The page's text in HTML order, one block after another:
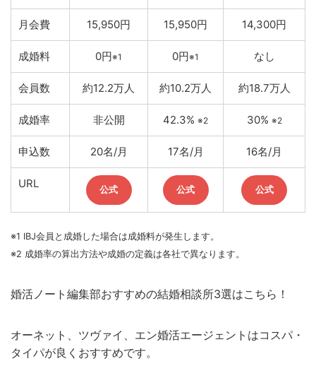
月会費 15,950円 15,950円 14,300円
成婚料 0円※1 0円※1 なし
会員数 約12.2万人 約10.2万人 約18.7万人
成婚率 非公開 42.3% ※2 30% ※2
申込数 20名/月 17名/月 16名/月
URL 公式 公式 公式
※1 IBJ会員と成婚した場合は成婚料が発生します。
※2 成婚率の算出方法や成婚の定義は各社で異なります。
婚活ノート編集部おすすめの結婚相談所3選はこちら！
オーネット、ツヴァイ、エン婚活エージェントはコスパ・
タイパが良くおすすめです。